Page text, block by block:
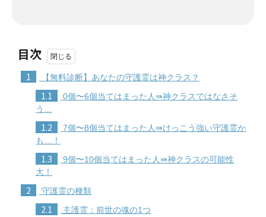
目次
1 【無料診断】あなたの守護霊は神クラス？
1.1
0個〜6個当てはまった人⇛神クラスではなさそ
う…
1.2
7個〜8個当てはまった人⇛けっこう強い守護霊か
も…！
1.3
9個〜10個当てはまった人⇛神クラスの可能性
大！
2 守護霊の種類
2.1 主護霊：前世の魂の1つ